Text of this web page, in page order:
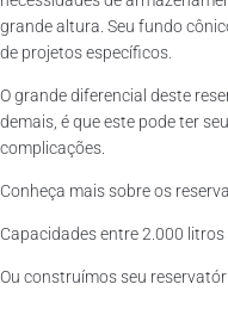
grande altura. Seu fundo
de projetos específicos.
O grande diferencial deste
demais, é que este pode ter
complicações.
Conheça mais sobre os
Capacidades entre 2.000
Ou construímos seu